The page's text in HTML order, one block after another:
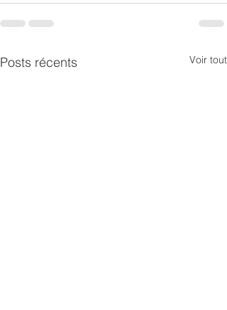
Posts récents Voir tout